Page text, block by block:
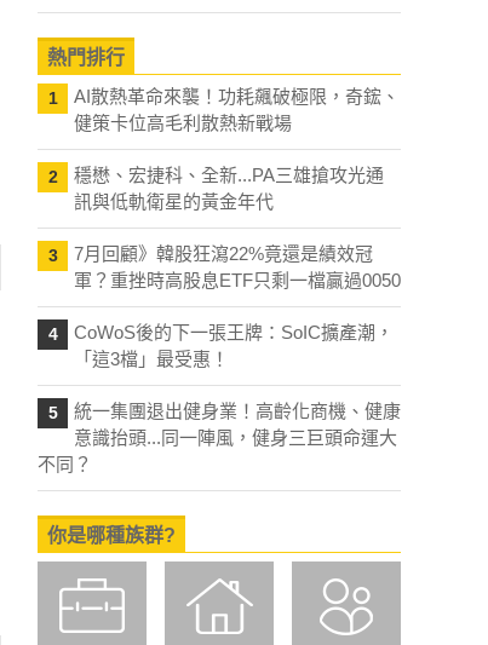
熱門排行
1
AI散熱革命來襲！功耗飆破極限，奇鋐、
健策卡位高毛利散熱新戰場
2
穩懋、宏捷科、全新...PA三雄搶攻光通
訊與低軌衛星的黃金年代
3
7月回顧》韓股狂瀉22%竟還是績效冠
軍？重挫時高股息ETF只剩一檔贏過0050
4
CoWoS後的下一張王牌：SoIC擴產潮，
「這3檔」最受惠！
5
統一集團退出健身業！高齡化商機、健康
意識抬頭...同一陣風，健身三巨頭命運大
不同？
你是哪種族群?